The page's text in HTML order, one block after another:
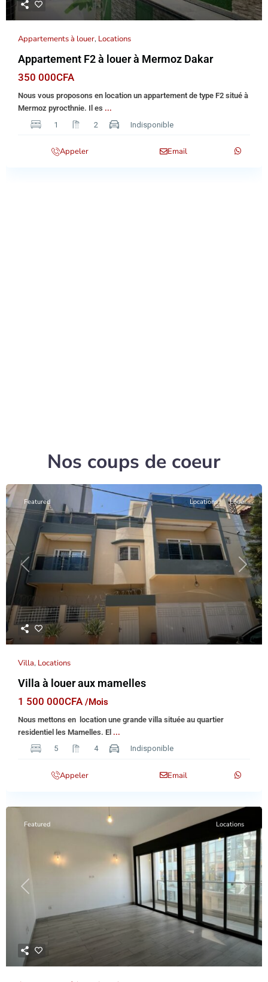
Appartements à louer, Locations
Appartement F2 à louer à Mermoz Dakar
350 000CFA
Nous vous proposons en location un appartement de type F2 situé à
Mermoz pyrocthnie. Il es ...
1
2 Indisponible
Appeler Email
Nos coups de coeur
Previous Next
Featured Locations Loué
Villa, Locations
Villa à louer aux mamelles
1 500 000CFA /Mois
Nous mettons en location une grande villa située au quartier
residentiel les Mamelles. El ...
5
4 Indisponible
Appeler Email
Previous Next
Featured Locations